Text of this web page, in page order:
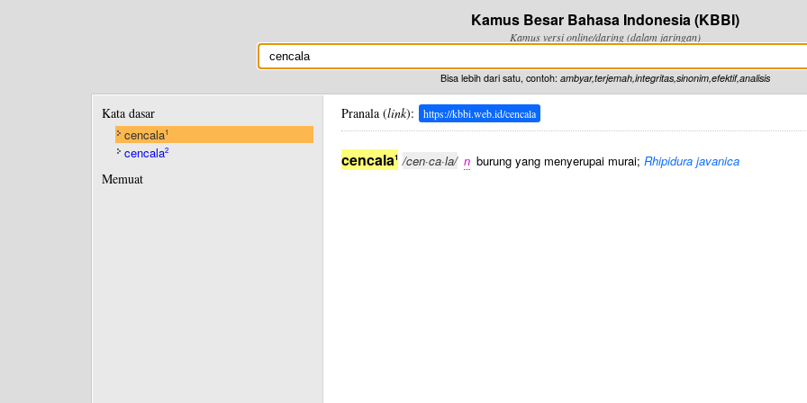
Kamus Besar Bahasa Indonesia (KBBI)
Kamus versi online/daring (dalam jaringan)
Bisa lebih dari satu, contoh: ambyar,terjemah,integritas,sinonim,efektif,analisis
Kata dasar
cencala1
cencala2
Memuat
Pranala (link): https://kbbi.web.id/cencala
cencala1 /cen·ca·la/ n burung yang menyerupai murai; Rhipidura javanica